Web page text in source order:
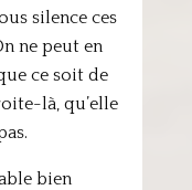
silence ces
ne peut en
ce soit de
là, qu’elle
bien